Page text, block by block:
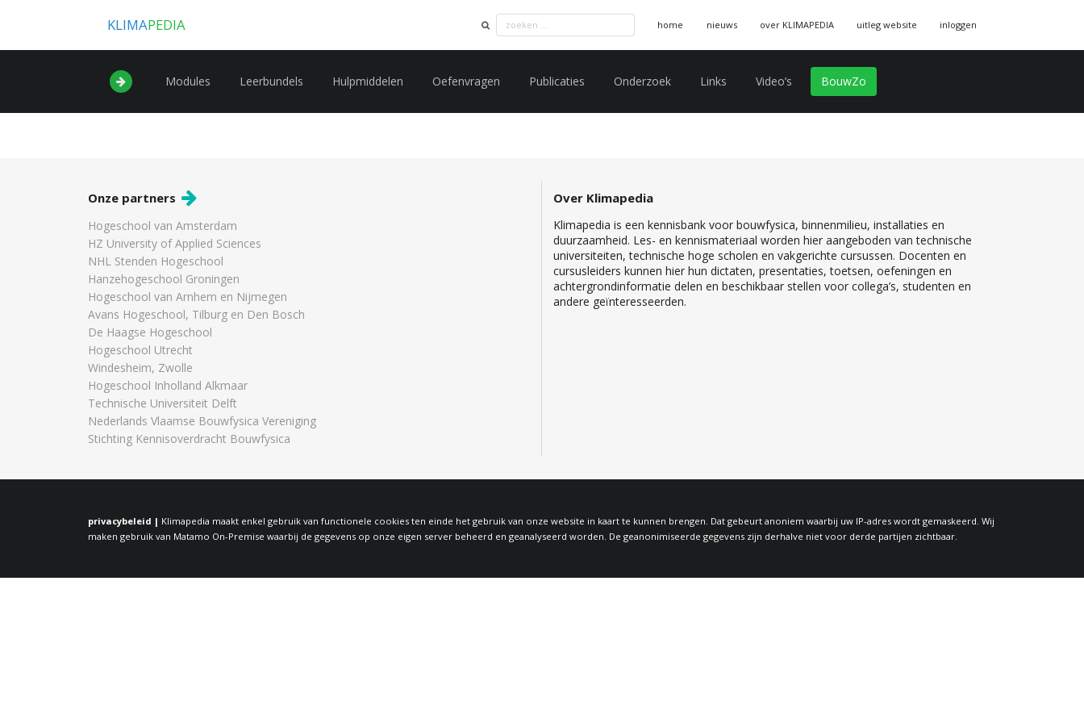
KLIMAPEDIA home nieuws over KLIMAPEDIA uitleg website inloggen
Modules Leerbundels Hulpmiddelen Oefenvragen Publicaties Onderzoek Links Video’s BouwZo
Onze partners
Hogeschool van Amsterdam
HZ University of Applied Sciences
NHL Stenden Hogeschool
Hanzehogeschool Groningen
Hogeschool van Arnhem en Nijmegen
Avans Hogeschool, Tilburg en Den Bosch
De Haagse Hogeschool
Hogeschool Utrecht
Windesheim, Zwolle
Hogeschool Inholland Alkmaar
Technische Universiteit Delft
Nederlands Vlaamse Bouwfysica Vereniging
Stichting Kennisoverdracht Bouwfysica
Over Klimapedia
Klimapedia is een kennisbank voor bouwfysica, binnenmilieu, installaties en
duurzaamheid. Les- en kennismateriaal worden hier aangeboden van technische
universiteiten, technische hoge scholen en vakgerichte cursussen. Docenten en
cursusleiders kunnen hier hun dictaten, presentaties, toetsen, oefeningen en
achtergrondinformatie delen en beschikbaar stellen voor collega’s, studenten en
andere geïnteresseerden.
privacybeleid | Klimapedia maakt enkel gebruik van functionele cookies ten einde het gebruik van onze website in kaart te kunnen brengen. Dat gebeurt anoniem waarbij uw IP-adres wordt gemaskeerd. Wij
maken gebruik van Matamo On-Premise waarbij de gegevens op onze eigen server beheerd en geanalyseerd worden. De geanonimiseerde gegevens zijn derhalve niet voor derde partijen zichtbaar.